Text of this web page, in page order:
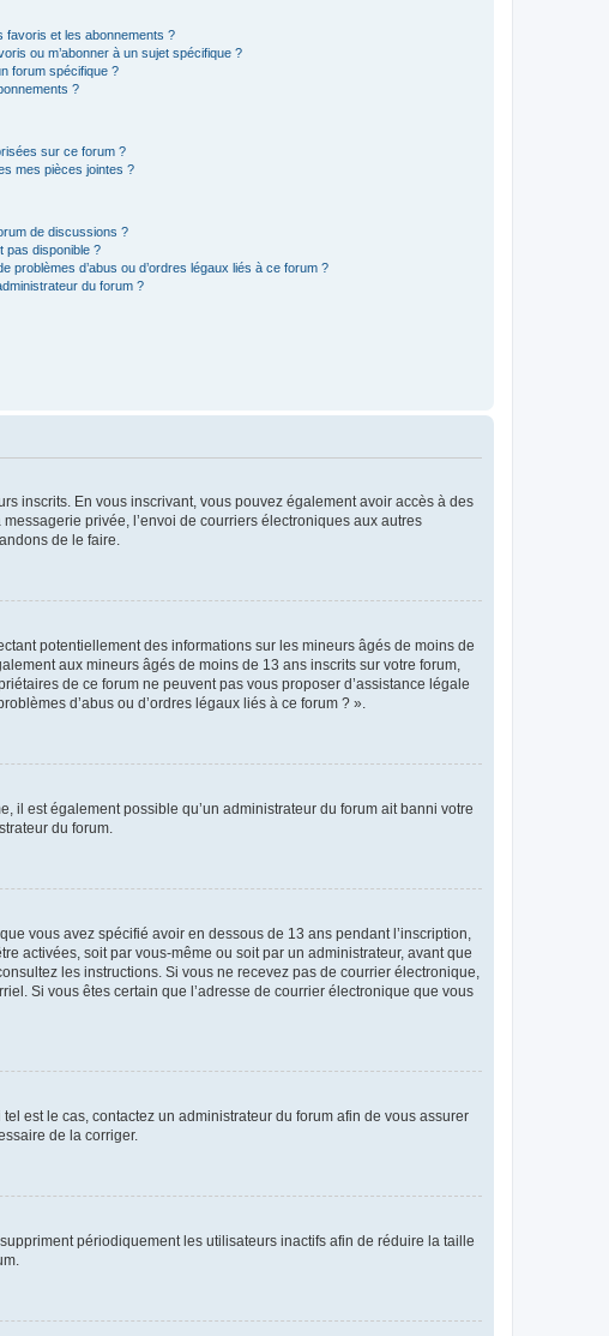
favoris et les abonnements ?
ou m’abonner à un sujet spécifique ?
forum spécifique ?
?
sur ce forum ?
mes pièces jointes ?
de discussions ?
pas disponible ?
problèmes d’abus ou d’ordres légaux liés à ce forum ?
du forum ?
inscrits. En vous inscrivant, vous pouvez également avoir accès à des
privée, l’envoi de courriers électroniques aux autres
de le faire.
potentiellement des informations sur les mineurs âgés de moins de
aux mineurs âgés de moins de 13 ans inscrits sur votre forum,
de ce forum ne peuvent pas vous proposer d’assistance légale
d’abus ou d’ordres légaux liés à ce forum ? ».
il est également possible qu’un administrateur du forum ait banni votre
du forum.
vous avez spécifié avoir en dessous de 13 ans pendant l’inscription,
activées, soit par vous-même ou soit par un administrateur, avant que
les instructions. Si vous ne recevez pas de courrier électronique,
Si vous êtes certain que l’adresse de courrier électronique que vous
est le cas, contactez un administrateur du forum afin de vous assurer
de la corriger.
périodiquement les utilisateurs inactifs afin de réduire la taille